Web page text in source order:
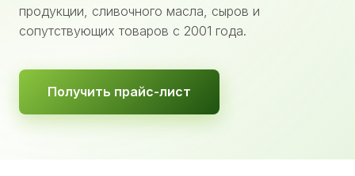
продукции, сливочного масла, сыров и
сопутствующих товаров с 2001 года.
Получить прайс-лист